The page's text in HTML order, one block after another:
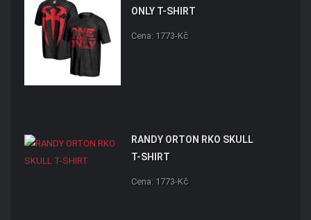
ONLY T-SHIRT
Cena: 1773-Kč
RANDY ORTON RKO SKULL
T-SHIRT
Cena: 1773-Kč